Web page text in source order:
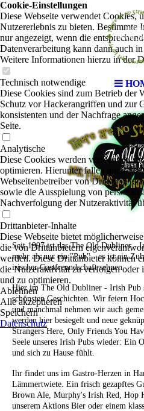
Seit 1997 ist das The Old Dubliner -
mehr als nur ein "Pub" - es ist ein
irischer Gastfreundschaft sehnen.
Hier im The Old Dubliner - Irish Pub
schönsten Geschichten. Wir feiern
und manchmal nehmen wir auch
werden hier besiegelt und neue
Strangers Here, Only Friends You
Seele unseres Irish Pubs wieder: Ein
und sich zu Hause fühlt.
Ihr findet uns im Gastro-Herzen in
Lämmertwiete. Ein frisch gezapftes
Brown Ale, Murphy's Irish Red, Hop
unserem Aktions Bier oder einem
Cookie-Einstellungen
Diese Webseite verwendet Cookies,
Nutzererlebnis zu bieten. Bestimmte
nur angezeigt, wenn die
Datenverarbeitung kann dann auch
Weitere Informationen hierzu in der
Technisch notwendige
Diese Cookies sind zum Betrieb der
Schutz vor Hackerangriffen und zur
konsistenten und der Nachfrage
Seite.
Analytische
Diese Cookies werden verwendet,
optimieren. Hierunter fallen auch
Webseitenbetreiber von
sowie die Ausspielung von
Nachverfolgung der Nutzeraktivität
Drittanbieter-Inhalte
Diese Webseite bietet
die von Drittanbietern
werden. Diese Drittanbieter können
die Nutzeraktivität zu verfolgen oder
und zu optimieren.
Ablehnen
Alle akzeptieren
Speichern
Datenschutz